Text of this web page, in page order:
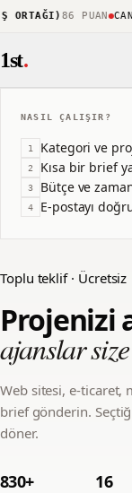
86 PUAN
1st.
Toplu teklif · Ücretsiz
Projenizi
ajanslar
Web sitesi, e-ticaret,
brief gönderin.
döner.
830+ 16
NASIL ÇALIŞIR?
1 Kategori ve
2 Kısa bir brief
3 Bütçe ve
4 E-postayı